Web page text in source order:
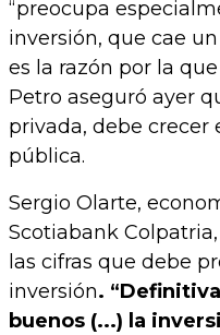
“preocupa
inversión, que cae un
es la razón por la
Petro aseguró ayer
privada, debe crecer
pública.
Sergio Olarte,
Scotiabank
las cifras que debe
inversión.
buenos (...) la